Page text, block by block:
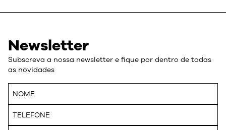
Newsletter
Subscreva a nossa newsletter e fique por dentro de todas
as novidades